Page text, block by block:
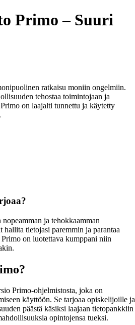
Primo – Suuri
ratkaisu moniin ongelmiin.
tehostaa toimintojaan ja
on laajalti tunnettu ja käytetty
ja tehokkaamman
hallita tietojasi paremmin ja parantaa
on luotettava kumppani niin
Primo-ohjelmistosta, joka on
käyttöön. Se tarjoaa opiskelijoille ja
päästä käsiksi laajaan tietopankkiin
opintojensa tueksi.